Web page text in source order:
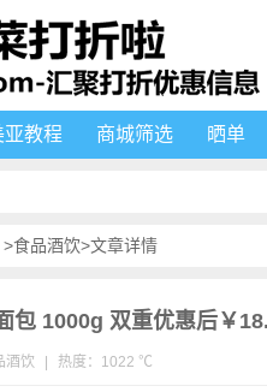
亚教程 商城筛选 晒单
>食品酒饮>文章详情
包 1000g 双重优惠后￥
酒饮 热度：1022 ℃